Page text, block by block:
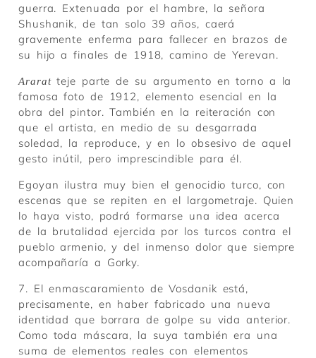
guerra. Extenuada por el hambre, la señora
Shushanik, de tan solo 39 años, caerá
gravemente enferma para fallecer en brazos de
su hijo a finales de 1918, camino de Yerevan.
Araratteje parte de su argumento en torno a la
famosa foto de 1912, elemento esencial en la
obra del pintor. También en la reiteración con
que el artista, en medio de su desgarrada
soledad, la reproduce, y en lo obsesivo de aquel
gesto inútil, pero imprescindible para él.
Egoyan ilustra muy bien el genocidio turco, con
escenas que se repiten en el largometraje. Quien
lo haya visto, podrá formarse una idea acerca
de la brutalidad ejercida por los turcos contra el
pueblo armenio, y del inmenso dolor que siempre
acompañaría a Gorky.
7. El enmascaramiento de Vosdanik está,
precisamente, en haber fabricado una nueva
identidad que borrara de golpe su vida anterior.
Como toda máscara, la suya también era una
suma de elementos reales con elementos